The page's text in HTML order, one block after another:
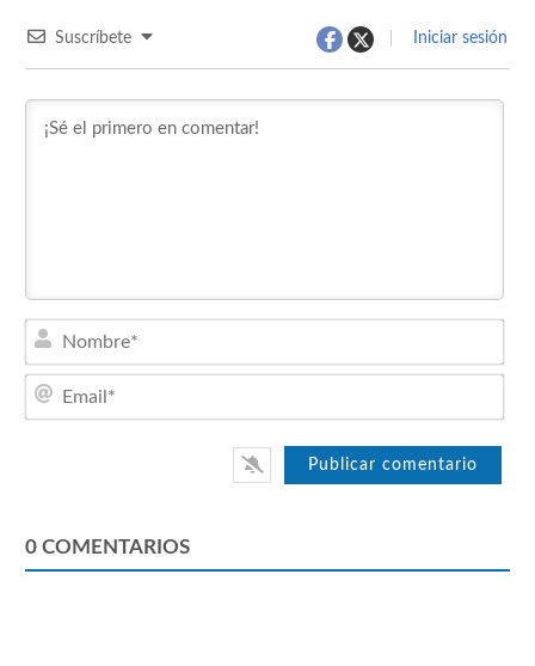
Suscríbete Iniciar sesión
0 COMENTARIOS